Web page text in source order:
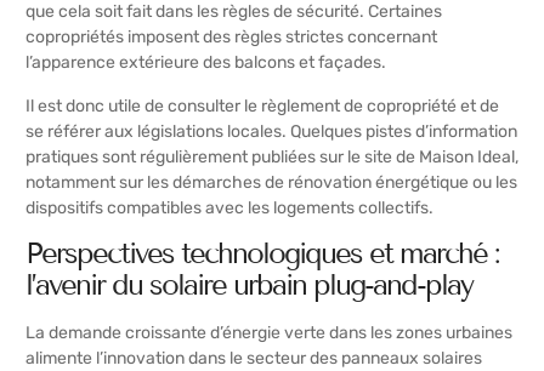
que cela soit fait dans les règles de sécurité. Certaines
copropriétés imposent des règles strictes concernant
l’apparence extérieure des balcons et façades.
Il est donc utile de consulter le règlement de copropriété et de
se référer aux législations locales. Quelques pistes d’information
pratiques sont régulièrement publiées sur le site de Maison Ideal,
notamment sur les démarches de rénovation énergétique ou les
dispositifs compatibles avec les logements collectifs.
Perspectives technologiques et marché :
l’avenir du solaire urbain plug-and-play
La demande croissante d’énergie verte dans les zones urbaines
alimente l’innovation dans le secteur des panneaux solaires